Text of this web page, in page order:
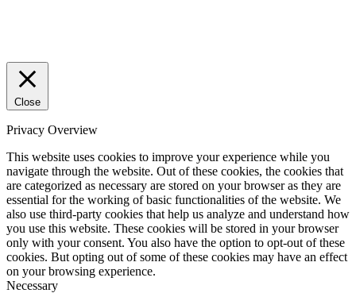
Close
Privacy Overview
This website uses cookies to improve your experience while you
navigate through the website. Out of these cookies, the cookies that
are categorized as necessary are stored on your browser as they are
essential for the working of basic functionalities of the website. We
also use third-party cookies that help us analyze and understand how
you use this website. These cookies will be stored in your browser
only with your consent. You also have the option to opt-out of these
cookies. But opting out of some of these cookies may have an effect
on your browsing experience.
Necessary